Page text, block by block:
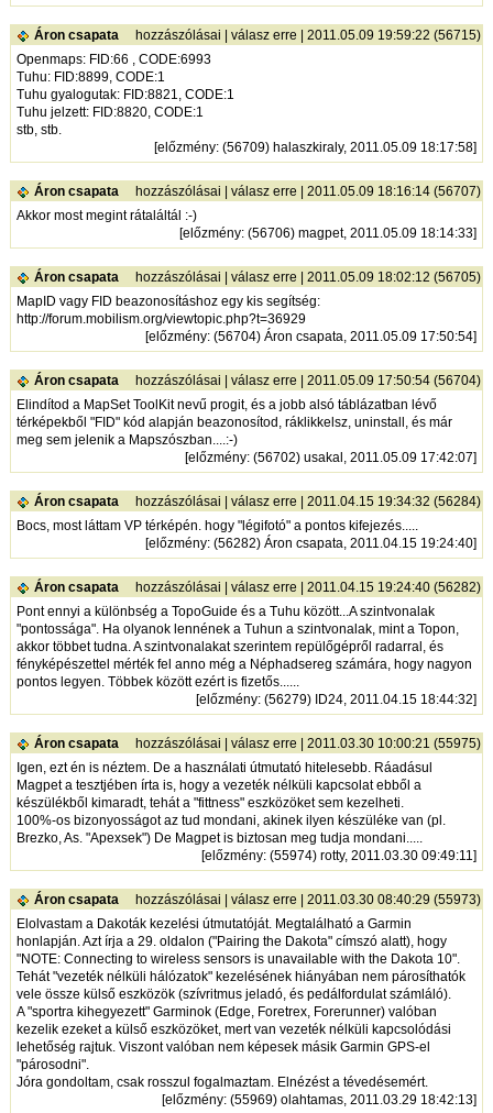
Áron csapata hozzászólásai |válasz erre | 2011.05.09 19:59:22 (56715)
Openmaps: FID:66 , CODE:6993
Tuhu: FID:8899, CODE:1
Tuhu gyalogutak: FID:8821, CODE:1
Tuhu jelzett: FID:8820, CODE:1
stb, stb.
[előzmény: (56709) halaszkiraly, 2011.05.09 18:17:58]
Áron csapata hozzászólásai |válasz erre | 2011.05.09 18:16:14 (56707)
Akkor most megint rátaláltál :-)
[előzmény: (56706) magpet, 2011.05.09 18:14:33]
Áron csapata hozzászólásai |válasz erre | 2011.05.09 18:02:12 (56705)
MapID vagy FID beazonosításhoz egy kis segítség:
http://forum.mobilism.org/viewtopic.php?t=36929
[előzmény: (56704) Áron csapata, 2011.05.09 17:50:54]
Áron csapata hozzászólásai |válasz erre | 2011.05.09 17:50:54 (56704)
Elindítod a MapSet ToolKit nevű progit, és a jobb alsó táblázatban lévő
térképekből "FID" kód alapján beazonosítod, ráklikkelsz, uninstall, és már
meg sem jelenik a Mapszószban....:-)
[előzmény: (56702) usakal, 2011.05.09 17:42:07]
Áron csapata hozzászólásai |válasz erre | 2011.04.15 19:34:32 (56284)
Bocs, most láttam VP térképén. hogy "légifotó" a pontos kifejezés.....
[előzmény: (56282) Áron csapata, 2011.04.15 19:24:40]
Áron csapata hozzászólásai |válasz erre | 2011.04.15 19:24:40 (56282)
Pont ennyi a különbség a TopoGuide és a Tuhu között...A szintvonalak
"pontossága". Ha olyanok lennének a Tuhun a szintvonalak, mint a Topon,
akkor többet tudna. A szintvonalakat szerintem repülőgépről radarral, és
fényképészettel mérték fel anno még a Néphadsereg számára, hogy nagyon
pontos legyen. Többek között ezért is fizetős......
[előzmény: (56279) ID24, 2011.04.15 18:44:32]
Áron csapata hozzászólásai |válasz erre | 2011.03.30 10:00:21 (55975)
Igen, ezt én is néztem. De a használati útmutató hitelesebb. Ráadásul
Magpet a tesztjében írta is, hogy a vezeték nélküli kapcsolat ebből a
készülékből kimaradt, tehát a "fittness" eszközöket sem kezelheti.
100%-os bizonyosságot az tud mondani, akinek ilyen készüléke van (pl.
Brezko, As. "Apexsek") De Magpet is biztosan meg tudja mondani.....
[előzmény: (55974) rotty, 2011.03.30 09:49:11]
Áron csapata hozzászólásai |válasz erre | 2011.03.30 08:40:29 (55973)
Elolvastam a Dakoták kezelési útmutatóját. Megtalálható a Garmin
honlapján. Azt írja a 29. oldalon ("Pairing the Dakota" címszó alatt), hogy
"NOTE: Connecting to wireless sensors is unavailable with the Dakota 10".
Tehát "vezeték nélküli hálózatok" kezelésének hiányában nem párosíthatók
vele össze külső eszközök (szívritmus jeladó, és pedálfordulat számláló).
A "sportra kihegyezett" Garminok (Edge, Foretrex, Forerunner) valóban
kezelik ezeket a külső eszközöket, mert van vezeték nélküli kapcsolódási
lehetőség rajtuk. Viszont valóban nem képesek másik Garmin GPS-el
"párosodni".
Jóra gondoltam, csak rosszul fogalmaztam. Elnézést a tévedésemért.
[előzmény: (55969) olahtamas, 2011.03.29 18:42:13]